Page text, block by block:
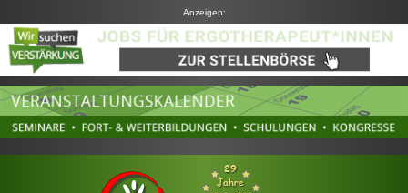
Anzeigen: